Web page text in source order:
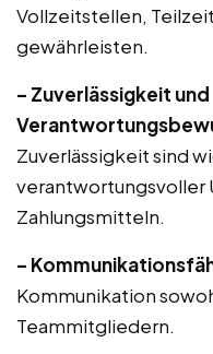
Vollzeitstellen,
gewährleisten.
– Zuverlässigkeit und
Zuverlässigkeit sind
verantwortungsvoller
Zahlungsmitteln.
–
Kommunikation
Teammitgliedern.